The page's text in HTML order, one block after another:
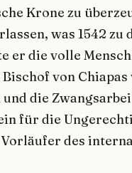
Krone zu
was 1542 zu
er die volle
von
die
für die
des